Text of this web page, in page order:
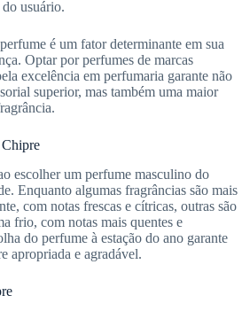
usuário.
é um fator determinante em sua
Optar por perfumes de marcas
excelência em perfumaria garante não
superior, mas também uma maior
Chipre
escolher um perfume masculino do
Enquanto algumas fragrâncias são mais
com notas frescas e cítricas, outras são
frio, com notas mais quentes e
do perfume à estação do ano garante
apropriada e agradável.